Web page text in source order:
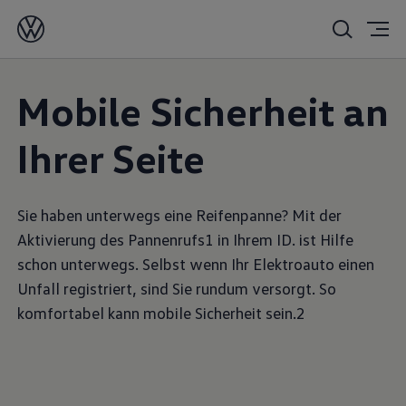
Mobile Sicherheit an
Ihrer Seite
Sie haben unterwegs eine Reifenpanne? Mit der
Aktivierung des Pannenrufs1 in Ihrem ID. ist Hilfe
schon unterwegs. Selbst wenn Ihr Elektroauto einen
Unfall registriert, sind Sie rundum versorgt. So
komfortabel kann mobile Sicherheit sein.2